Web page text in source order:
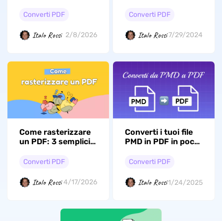
[Elenco 2026]
Converti PDF
Italo Rossi 2/8/2026
Converti PDF
Italo Rossi7/29/2024
Come rasterizzare
un PDF: 3 semplici
Copia
Converti PDF
Italo Rossi 4/17/2026
Converti i tuoi file
PMD in PDF in pochi
Converti PDF
Italo Rossi1/24/2025